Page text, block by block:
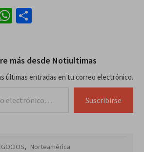
WhatsApp
Compartir
más desde Notiultimas
últimas entradas en tu correo electrónico.
Suscribirse
, Norteamérica